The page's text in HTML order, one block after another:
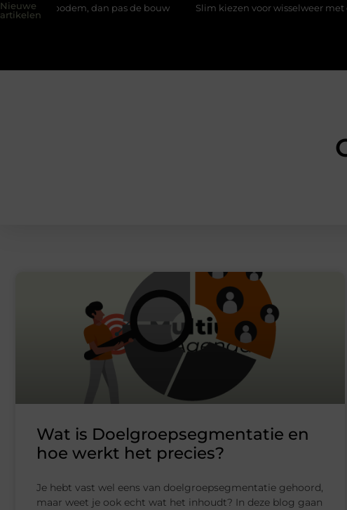
Nieuwe
artikelen
bodem, dan pas de bouw Slim kiezen voor wisselweer met een
Wat is Doelgroepsegmentatie en
hoe werkt het precies?
Je hebt vast wel eens van doelgroepsegmentatie gehoord,
maar weet je ook echt wat het inhoudt? In deze blog gaan